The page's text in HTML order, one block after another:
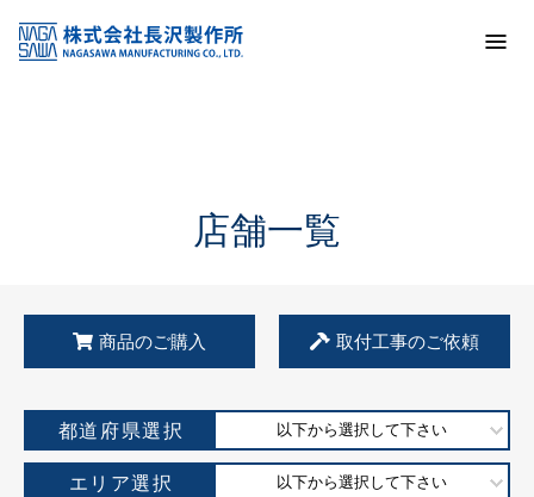
KSS加盟店・取扱店情報
店舗一覧
店舗一覧
商品のご購入 取付工事のご依頼
都道府県選択 以下から選択して下さい
エリア選択 以下から選択して下さい